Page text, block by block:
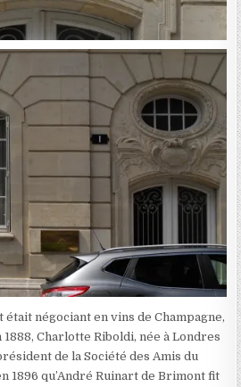
négociant en vins de Champagne,
Charlotte Riboldi, née à Londres
de la Société des Amis du
1896 qu’André Ruinart de Brimont fit